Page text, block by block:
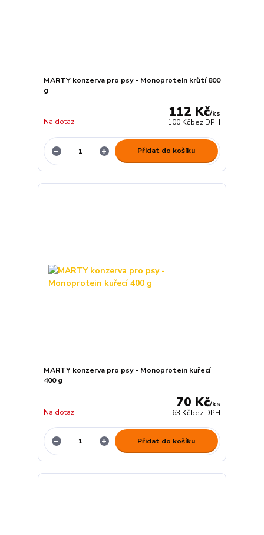
MARTY konzerva pro psy - Monoprotein krůtí 800
g
112 Kč/ks
100 Kčbez DPH
Na dotaz
Přidat do košíku
MARTY konzerva pro psy - Monoprotein kuřecí
400 g
70 Kč/ks
63 Kčbez DPH
Na dotaz
Přidat do košíku